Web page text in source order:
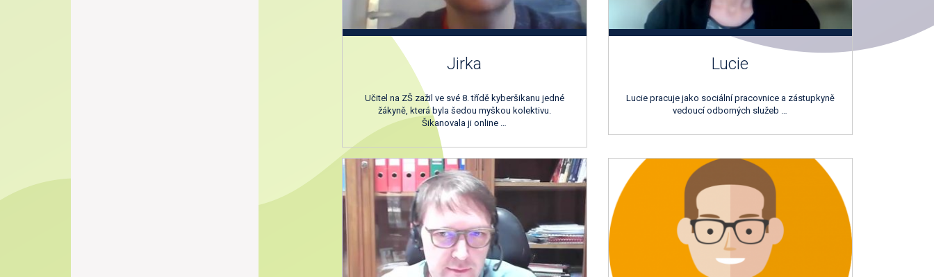
Jirka
Učitel na ZŠ zažil ve své 8. třídě kyberšikanu jedné
žákyně, která byla šedou myškou kolektivu.
Šikanovala ji online …
Lucie
Lucie pracuje jako sociální pracovnice a zástupkyně
vedoucí odborných služeb …